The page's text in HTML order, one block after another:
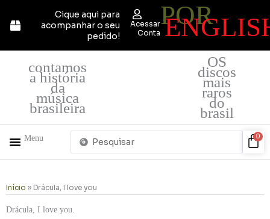
para
Cique aqui para
acompanhar o seu
pedido!
Acessar
Conta
POR
contamos
a história
da
música
brasileira
OS
discos
mais
raros
do
brasil
Menu
Pesquisar
0
Início » Drácula, I love you
Drácula, I love you.